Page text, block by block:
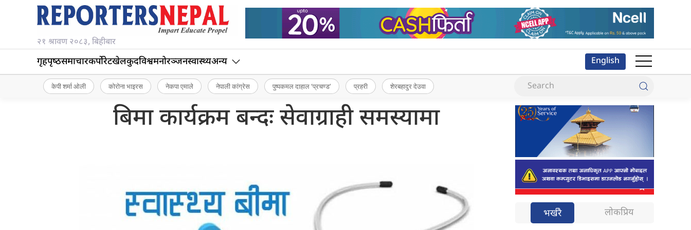
२१ श्रावण २०८३, बिहीबार
गृहपृष्‍ठसमाचारकर्पोरेटखेलकुदविश्वमनोरञ्जनस्वास्थ्यअन्य English
केपी शर्मा ओली कोरोना भाइरस नेकपा एमाले नेपाली कांग्रेस पुष्पकमल दाहाल ‘प्रचण्ड’ प्रहरी शेरबहादुर देउवा
बिमा कार्यक्रम बन्दः सेवाग्राही समस्यामा
भर्खरै लोकप्रिय